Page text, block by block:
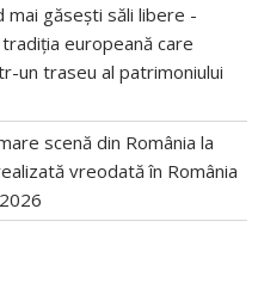
mai găsești săli libere -
europeană care
un traseu al patrimoniului
scenă din România la
vreodată în România